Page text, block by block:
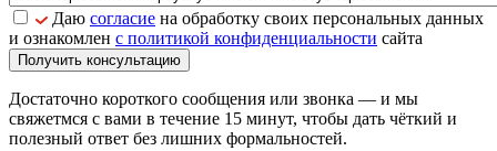
Даю согласие на обработку своих персональных данных
и ознакомлен с политикой конфиденциальности сайта
Получить консультацию
Достаточно короткого сообщения или звонка — и мы
свяжетмся с вами в течение 15 минут, чтобы дать чёткий и
полезный ответ без лишних формальностей.